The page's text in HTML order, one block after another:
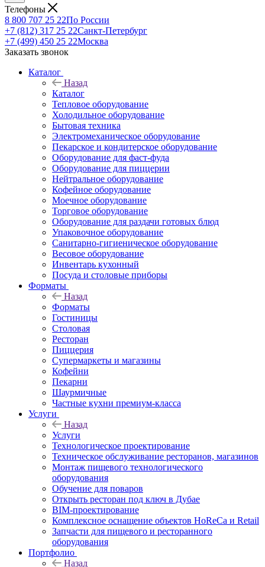
Телефоны
8 800 707 25 22По России
+7 (812) 317 25 22Санкт-Петербург
+7 (499) 450 25 22Москва
Заказать звонок
Каталог
Назад
Каталог
Тепловое оборудование
Холодильное оборудование
Бытовая техника
Электромеханическое оборудование
Пекарское и кондитерское оборудование
Оборудование для фаст-фуда
Оборудование для пиццерии
Нейтральное оборудование
Кофейное оборудование
Моечное оборудование
Торговое оборудование
Оборудование для раздачи готовых блюд
Упаковочное оборудование
Санитарно-гигиеническое оборудование
Весовое оборудование
Инвентарь кухонный
Посуда и столовые приборы
Форматы
Назад
Форматы
Гостиницы
Столовая
Ресторан
Пиццерия
Супермаркеты и магазины
Кофейни
Пекарни
Шаурмичные
Частные кухни премиум-класса
Услуги
Назад
Услуги
Технологическое проектирование
Техническое обслуживание ресторанов, магазинов
Монтаж пищевого технологического
оборудования
Обучение для поваров
Открыть ресторан под ключ в Дубае
BIM-проектирование
Комплексное оснащение объектов HoReCa и Retail
Запчасти для пищевого и ресторанного
оборудования
Портфолио
Назад